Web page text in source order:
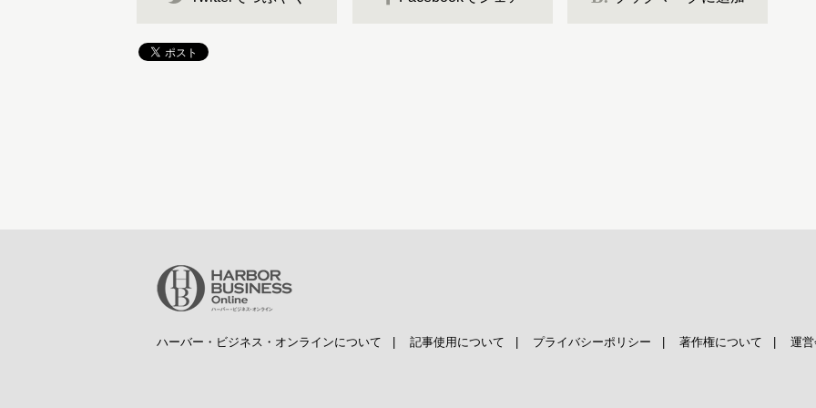
ハーバー・ビジネス・オンラインについて 記事使用について プライバシーポリシー 著作権について 運